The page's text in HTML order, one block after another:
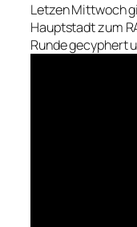
Letzen Mittwoch
Hauptstadt zum
Runde gecyphert